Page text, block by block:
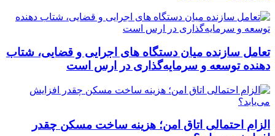
تعامل سازنده میان دستگاه‌ های اجرایی و قضایی، شتاب‌
دهنده توسعه و سرمایه‌گذاری در ارس است
الزام احتمالی اتاق امن؛ هزینه ساخت مسکن چقدر